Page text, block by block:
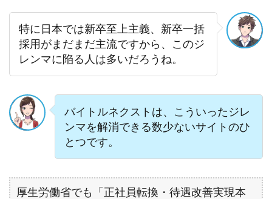
特に日本では新卒至上主義、新卒一括
採用がまだまだ主流ですから、このジ
レンマに陥る人は多いだろうね。
バイトルネクストは、こういったジレ
ンマを解消できる数少ないサイトのひ
とつです。
厚生労働省でも「正社員転換・待遇改善実現本